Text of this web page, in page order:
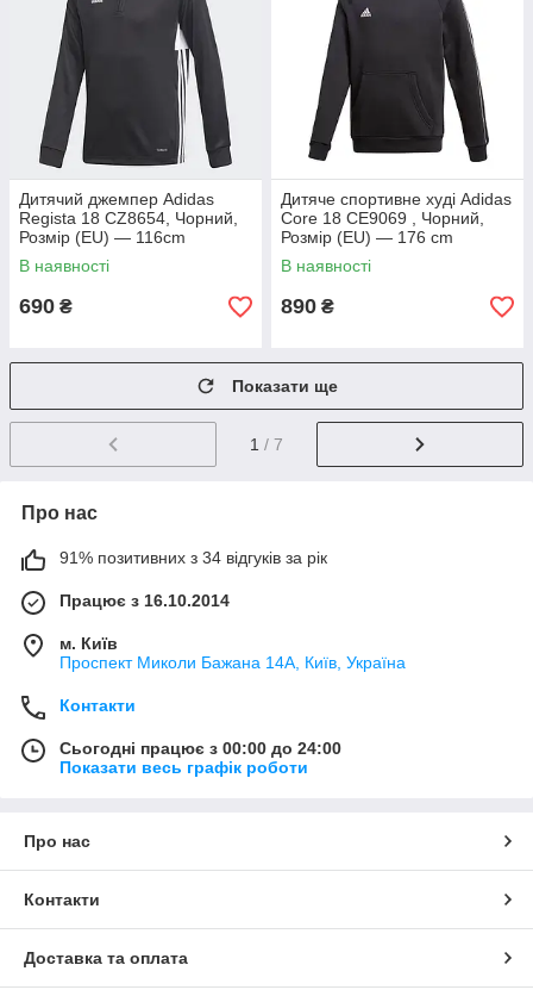
Дитячий джемпер Adidas
Regista 18 CZ8654, Чорний,
Розмір (EU) — 116cm
В наявності
690 ₴
Дитяче спортивне худі Adidas
Core 18 CE9069 , Чорний,
Розмір (EU) — 176 cm
В наявності
890 ₴
Показати ще
1 / 7
Про нас
91% позитивних з 34 відгуків за рік
Працює з 16.10.2014
м. Київ
Проспект Миколи Бажана 14А, Київ, Україна
Контакти
Сьогодні працює з 00:00 до 24:00
Показати весь графік роботи
Про нас
Контакти
Доставка та оплата